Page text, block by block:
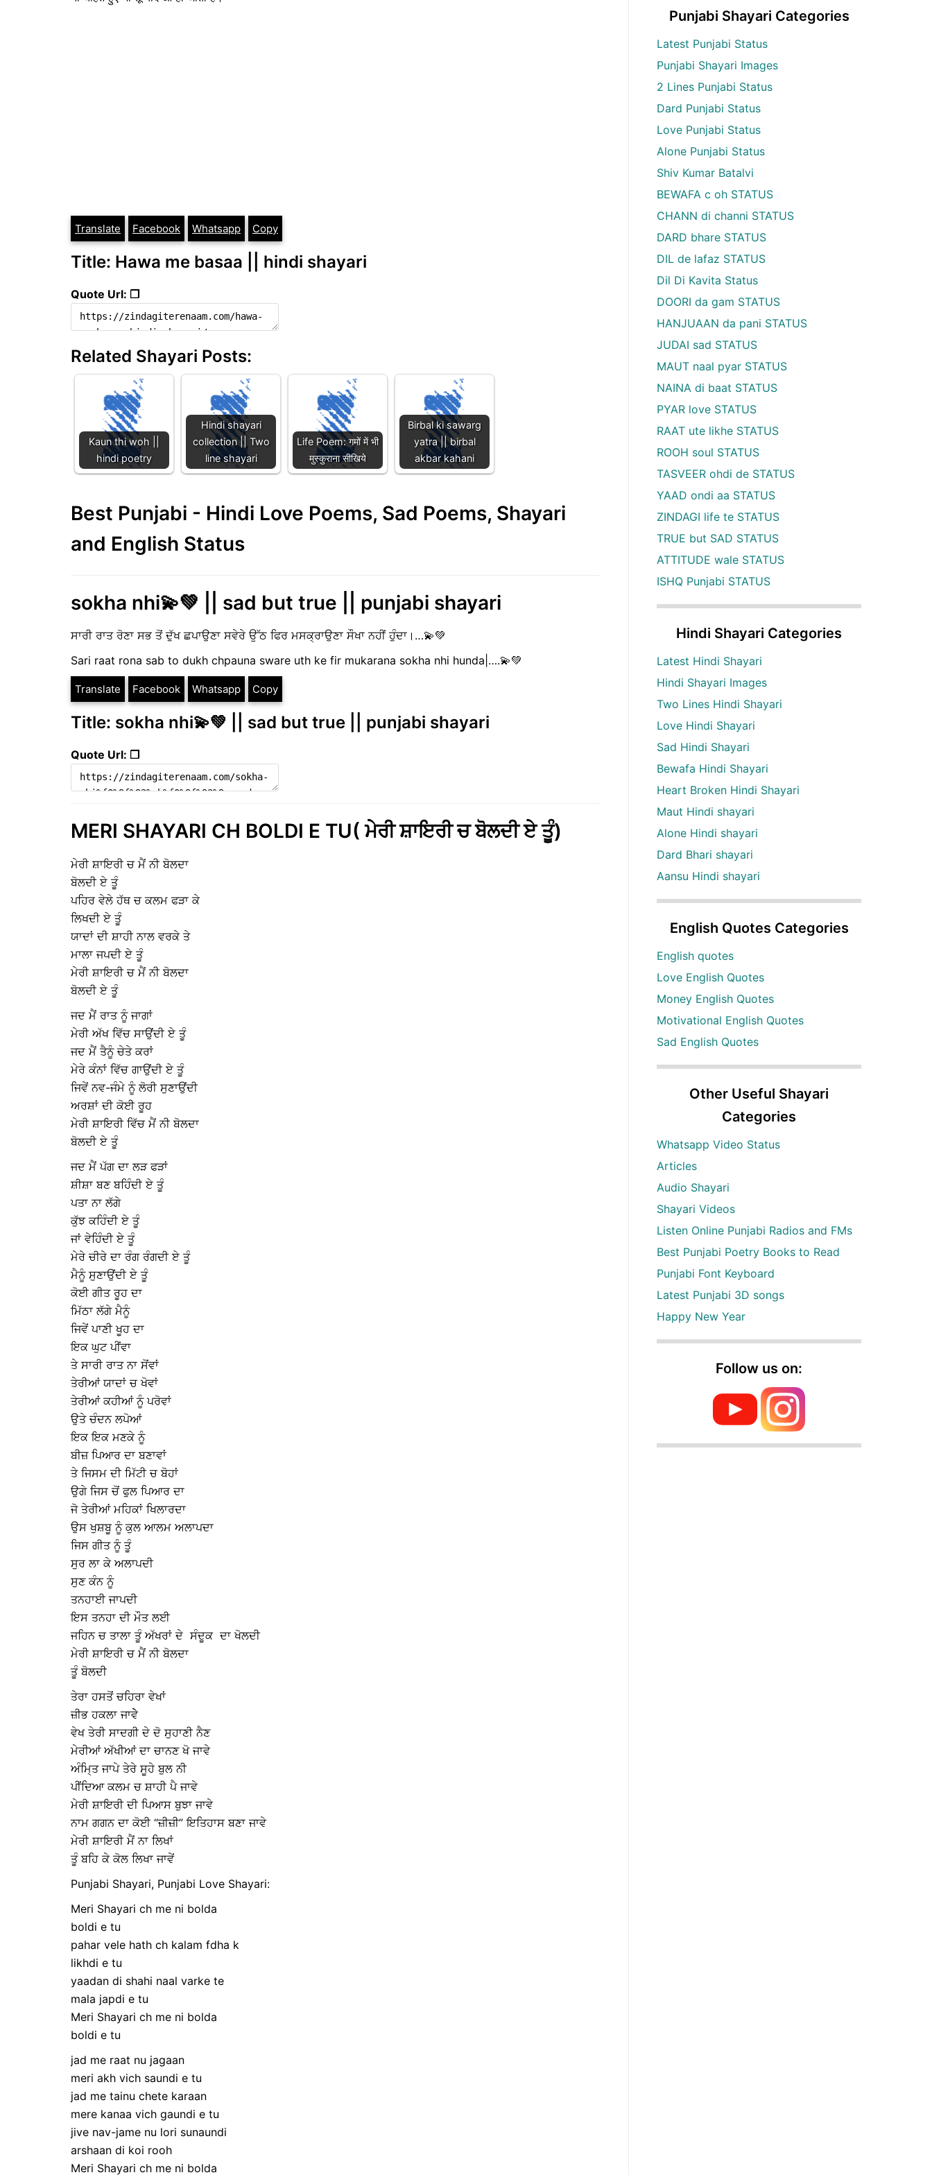
Translate Facebook Whatsapp Copy
Title: Hawa me basaa || hindi shayari
Quote Url: ❐
Related Shayari Posts:
Kaun thi woh ||
hindi poetry
Hindi shayari
collection || Two
line shayari
Life Poem: गमों में भी
मुस्कुराना सीखिये
Birbal ki sawarg
yatra || birbal
akbar kahani
Best Punjabi - Hindi Love Poems, Sad Poems, Shayari
and English Status
sokha nhi💫💚 || sad but true || punjabi shayari
ਸਾਰੀ ਰਾਤ ਰੋਣਾ ਸਭ ਤੋਂ ਦੁੱਖ ਛਪਾਉਣਾ ਸਵੇਰੇ ਉੱਠ ਫਿਰ ਮਸਕ੍ਰਾਉਣਾ ਸੌਖਾ ਨਹੀਂ ਹੁੰਦਾ।…💫💚
Sari raat rona sab to dukh chpauna sware uth ke fir mukarana sokha nhi hunda|….💫💚
Translate Facebook Whatsapp Copy
Title: sokha nhi💫💚 || sad but true || punjabi shayari
Quote Url: ❐
MERI SHAYARI CH BOLDI E TU( ਮੇਰੀ ਸ਼ਾਇਰੀ ਚ ਬੋਲਦੀ ਏ ਤੂੰ)
ਮੇਰੀ ਸ਼ਾਇਰੀ ਚ ਮੈਂ ਨੀ ਬੋਲਦਾ
ਬੋਲਦੀ ਏ ਤੂੰ
ਪਹਿਰ ਵੇਲੇ ਹੱਥ ਚ ਕਲਮ ਫੜਾ ਕੇ
ਲਿਖਦੀ ਏ ਤੂੰ
ਯਾਦਾਂ ਦੀ ਸ਼ਾਹੀ ਨਾਲ ਵਰਕੇ ਤੇ
ਮਾਲਾ ਜਪਦੀ ਏ ਤੂੰ
ਮੇਰੀ ਸ਼ਾਇਰੀ ਚ ਮੈਂ ਨੀ ਬੋਲਦਾ
ਬੋਲਦੀ ਏ ਤੂੰ
ਜਦ ਮੈਂ ਰਾਤ ਨੂੰ ਜਾਗਾਂ
ਮੇਰੀ ਅੱਖ ਵਿੱਚ ਸਾਉਂਦੀ ਏ ਤੂੰ
ਜਦ ਮੈਂ ਤੈਨੂੰ ਚੇਤੇ ਕਰਾਂ
ਮੇਰੇ ਕੰਨਾਂ ਵਿੱਚ ਗਾਉਂਦੀ ਏ ਤੂੰ
ਜਿਵੇਂ ਨਵ-ਜੰਮੇ ਨੂੰ ਲੋਰੀ ਸੁਣਾਉਂਦੀ
ਅਰਸ਼ਾਂ ਦੀ ਕੋਈ ਰੂਹ
ਮੇਰੀ ਸ਼ਾਇਰੀ ਵਿੱਚ ਮੈਂ ਨੀ ਬੋਲਦਾ
ਬੋਲਦੀ ਏ ਤੂੰ
ਜਦ ਮੈਂ ਪੱਗ ਦਾ ਲੜ ਫੜਾਂ
ਸ਼ੀਸ਼ਾ ਬਣ ਬਹਿੰਦੀ ਏ ਤੂੰ
ਪਤਾ ਨਾ ਲੱਗੇ
ਕੁੱਝ ਕਹਿੰਦੀ ਏ ਤੂੰ
ਜਾਂ ਵੇਹਿੰਦੀ ਏ ਤੂੰ
ਮੇਰੇ ਚੀਰੇ ਦਾ ਰੰਗ ਰੰਗਦੀ ਏ ਤੂੰ
ਮੈਨੂੰ ਸੁਣਾਉਂਦੀ ਏ ਤੂੰ
ਕੋਈ ਗੀਤ ਰੂਹ ਦਾ
ਮਿੱਠਾ ਲੱਗੇ ਮੈਨੂੰ
ਜਿਵੇਂ ਪਾਣੀ ਖੂਹ ਦਾ
ਇਕ ਘੁਟ ਪੀਂਵਾ
ਤੇ ਸਾਰੀ ਰਾਤ ਨਾ ਸੋਂਵਾਂ
ਤੇਰੀਆਂ ਯਾਦਾਂ ਚ ਖੋਵਾਂ
ਤੇਰੀਆਂ ਕਹੀਆਂ ਨੂੰ ਪਰੋਵਾਂ
ਉਤੇ ਚੰਦਨ ਲਪੋਆਂ
ਇਕ ਇਕ ਮਣਕੇ ਨੂੰ
ਬੀਜ਼ ਪਿਆਰ ਦਾ ਬਣਾਵਾਂ
ਤੇ ਜਿਸਮ ਦੀ ਮਿੱਟੀ ਚ ਬੋਹਾਂ
ਉਗੇ ਜਿਸ ਚੋਂ ਫੁਲ ਪਿਆਰ ਦਾ
ਜੋ ਤੇਰੀਆਂ ਮਹਿਕਾਂ ਖਿਲਾਰਦਾ
ਉਸ ਖੁਸ਼ਬੂ ਨੂੰ ਕੁਲ ਆਲਮ ਅਲਾਪਦਾ
ਜਿਸ ਗੀਤ ਨੂੰ ਤੂੰ
ਸੁਰ ਲਾ ਕੇ ਅਲਾਪਦੀ
ਸੁਣ ਕੰਨ ਨੂੰ
ਤਨਹਾਈ ਜਾਪਦੀ
ਇਸ ਤਨਹਾ ਦੀ ਮੌਤ ਲਈ
ਜਹਿਨ ਚ ਤਾਲਾ ਤੂੰ ਅੱਖਰਾਂ ਦੇ ਸੰਦੂਕ ਦਾ ਖੋਲਦੀ
ਮੇਰੀ ਸ਼ਾਇਰੀ ਚ ਮੈਂ ਨੀ ਬੋਲਦਾ
ਤੂੰ ਬੋਲਦੀ
ਤੇਰਾ ਹਸਤੋਂ ਚਹਿਰਾ ਵੇਖਾਂ
ਜ਼ੀਭ ਹਕਲਾ ਜਾਵੇੇ
ਵੇਖ ਤੇਰੀ ਸਾਦਗੀ ਦੇ ਦੋ ਸੁਹਾਣੀ ਨੈਣ
ਮੇਰੀਆਂ ਅੱਖੀਆਂ ਦਾ ਚਾਨਣ ਖੋ ਜਾਵੇ
ਅੰਮਿ੍ਤ ਜਾਪੇ ਤੇਰੇ ਸੂਹੇ ਬੁਲ ਨੀ
ਪੀਂਦਿਆ ਕਲਮ ਚ ਸ਼ਾਹੀ ਪੈ ਜਾਵੇ
ਮੇਰੀ ਸ਼ਾਇਰੀ ਦੀ ਪਿਆਸ ਬੁਝਾ ਜਾਵੇ
ਨਾਮ ਗਗਨ ਦਾ ਕੋਈ “ਜ਼ੀਜ਼ੀ” ਇਤਿਹਾਸ ਬਣਾ ਜਾਵੇ
ਮੇਰੀ ਸ਼ਾਇਰੀ ਮੈਂ ਨਾ ਲਿਖਾਂ
ਤੂੰ ਬਹਿ ਕੇ ਕੋਲ ਲਿਖਾ ਜਾਵੇਂ
Punjabi Shayari, Punjabi Love Shayari:
Meri Shayari ch me ni bolda
boldi e tu
pahar vele hath ch kalam fdha k
likhdi e tu
yaadan di shahi naal varke te
mala japdi e tu
Meri Shayari ch me ni bolda
boldi e tu
jad me raat nu jagaan
meri akh vich saundi e tu
jad me tainu chete karaan
mere kanaa vich gaundi e tu
jive nav-jame nu lori sunaundi
arshaan di koi rooh
Meri Shayari ch me ni bolda
Punjabi Shayari Categories
Latest Punjabi Status
Punjabi Shayari Images
2 Lines Punjabi Status
Dard Punjabi Status
Love Punjabi Status
Alone Punjabi Status
Shiv Kumar Batalvi
BEWAFA c oh STATUS
CHANN di channi STATUS
DARD bhare STATUS
DIL de lafaz STATUS
Dil Di Kavita Status
DOORI da gam STATUS
HANJUAAN da pani STATUS
JUDAI sad STATUS
MAUT naal pyar STATUS
NAINA di baat STATUS
PYAR love STATUS
RAAT ute likhe STATUS
ROOH soul STATUS
TASVEER ohdi de STATUS
YAAD ondi aa STATUS
ZINDAGI life te STATUS
TRUE but SAD STATUS
ATTITUDE wale STATUS
ISHQ Punjabi STATUS
Hindi Shayari Categories
Latest Hindi Shayari
Hindi Shayari Images
Two Lines Hindi Shayari
Love Hindi Shayari
Sad Hindi Shayari
Bewafa Hindi Shayari
Heart Broken Hindi Shayari
Maut Hindi shayari
Alone Hindi shayari
Dard Bhari shayari
Aansu Hindi shayari
English Quotes Categories
English quotes
Love English Quotes
Money English Quotes
Motivational English Quotes
Sad English Quotes
Other Useful Shayari
Categories
Whatsapp Video Status
Articles
Audio Shayari
Shayari Videos
Listen Online Punjabi Radios and FMs
Best Punjabi Poetry Books to Read
Punjabi Font Keyboard
Latest Punjabi 3D songs
Happy New Year
Follow us on: